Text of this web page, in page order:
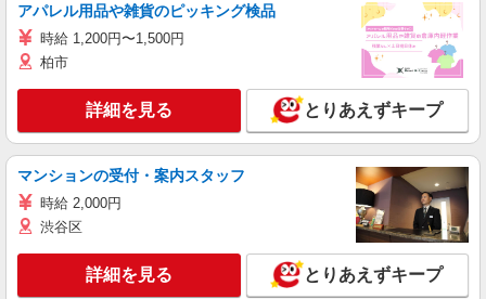
アパレル用品や雑貨のピッキング検品
時給 1,200円〜1,500円
柏市
詳細を見る とりあえずキープ
マンションの受付・案内スタッフ
時給 2,000円
渋谷区
詳細を見る とりあえずキープ